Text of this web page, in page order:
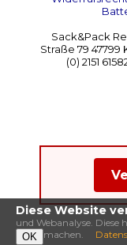
Sack&Pack
Straße 79 47799
(0) 2151
Diese Website
und Webanalyse. Diese
machen.
OK